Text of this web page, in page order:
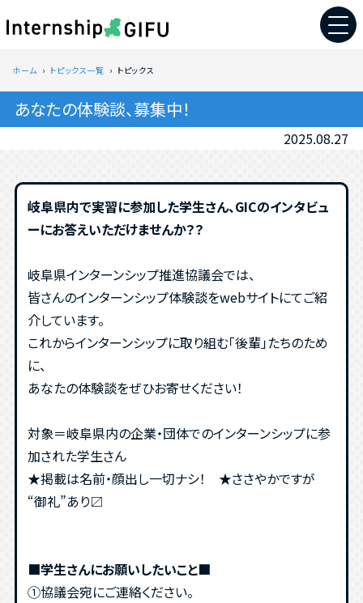
ホーム トピックス一覧 トピックス
あなたの体験談、募集中！
2025.08.27
岐阜県内で実習に参加した学生さん、GICのインタビュ
ーにお答えいただけませんか？？
岐阜県インターンシップ推進協議会では、
皆さんのインターンシップ体験談をwebサイトにてご紹
介しています。
これからインターンシップに取り組む「後輩」たちのため
に、
あなたの体験談をぜひお寄せください！
対象＝岐阜県内の企業・団体でのインターンシップに参
加された学生さん
★掲載は名前・顔出し一切ナシ！ ★ささやかですが
“御礼”あり〼
■学生さんにお願いしたいこと■
①協議会宛にご連絡ください。